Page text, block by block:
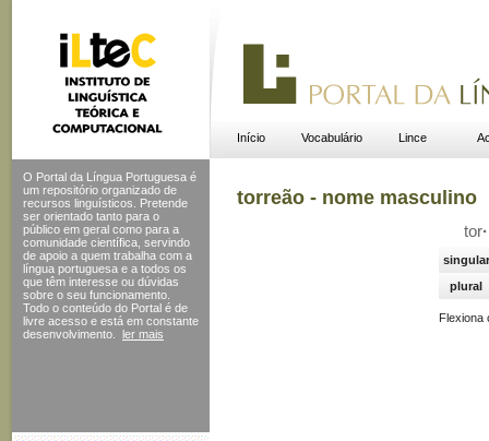
Início Vocabulário Lince
O Portal da Língua Portuguesa é
um repositório organizado de
recursos linguísticos. Pretende
ser orientado tanto para o
público em geral como para a
comunidade científica, servindo
de apoio a quem trabalha com a
língua portuguesa e a todos os
que têm interesse ou dúvidas
sobre o seu funcionamento.
Todo o conteúdo do Portal é de
livre acesso e está em constante
desenvolvimento.
ler mais
torreão - nome masculino
tor·
singular
plural
Flexiona